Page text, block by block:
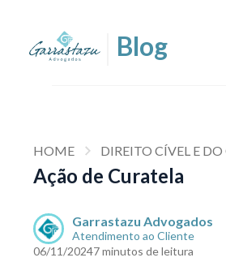
HOME DIREITO CÍVEL E
Ação de Curatela
Garrastazu Advogados
Atendimento ao Cliente
06/11/20247 minutos de leitura